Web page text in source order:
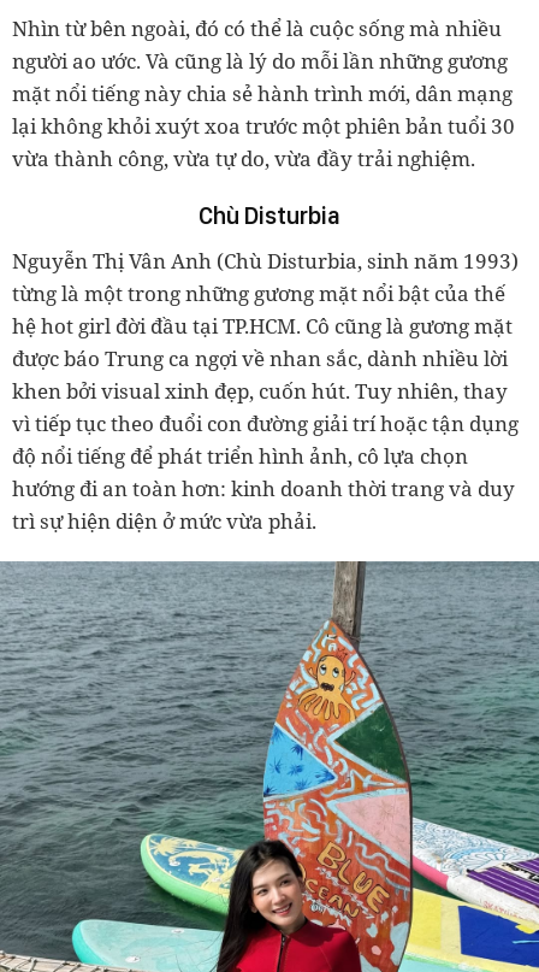
Nhìn từ bên ngoài, đó có thể là cuộc sống mà nhiều
người ao ước. Và cũng là lý do mỗi lần những gương
mặt nổi tiếng này chia sẻ hành trình mới, dân mạng
lại không khỏi xuýt xoa trước một phiên bản tuổi 30
vừa thành công, vừa tự do, vừa đầy trải nghiệm.
Chù Disturbia
Nguyễn Thị Vân Anh (Chù Disturbia, sinh năm 1993)
từng là một trong những gương mặt nổi bật của thế
hệ hot girl đời đầu tại TP.HCM. Cô cũng là gương mặt
được báo Trung ca ngợi về nhan sắc, dành nhiều lời
khen bởi visual xinh đẹp, cuốn hút. Tuy nhiên, thay
vì tiếp tục theo đuổi con đường giải trí hoặc tận dụng
độ nổi tiếng để phát triển hình ảnh, cô lựa chọn
hướng đi an toàn hơn: kinh doanh thời trang và duy
trì sự hiện diện ở mức vừa phải.